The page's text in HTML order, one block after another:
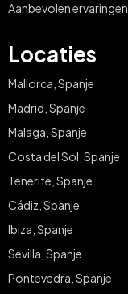
Aanbevolen ervaringen
Locaties
Mallorca, Spanje
Madrid, Spanje
Malaga, Spanje
Costa del Sol, Spanje
Tenerife, Spanje
Cádiz, Spanje
Ibiza, Spanje
Sevilla, Spanje
Pontevedra, Spanje